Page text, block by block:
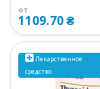
от
1109.70 ₴
Лекарственное
средство